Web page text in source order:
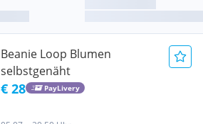
Beanie Loop Blumen
selbstgenäht
€ 28 PayLivery